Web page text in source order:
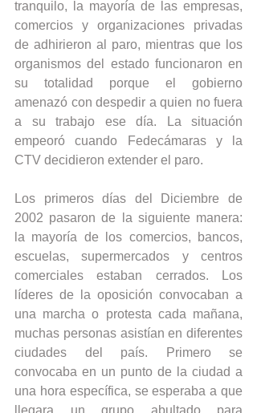
tranquilo, la mayoría de las empresas,
comercios y organizaciones privadas
de adhirieron al paro, mientras que los
organismos del estado funcionaron en
su totalidad porque el gobierno
amenazó con despedir a quien no fuera
a su trabajo ese día. La situación
empeoró cuando Fedecámaras y la
CTV decidieron extender el paro.
Los primeros días del Diciembre de
2002 pasaron de la siguiente manera:
la mayoría de los comercios, bancos,
escuelas, supermercados y centros
comerciales estaban cerrados. Los
líderes de la oposición convocaban a
una marcha o protesta cada mañana,
muchas personas asistían en diferentes
ciudades del país. Primero se
convocaba en un punto de la ciudad a
una hora específica, se esperaba a que